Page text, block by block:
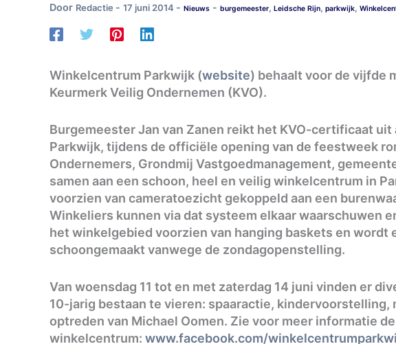
Door Redactie - 17 juni 2014 - Nieuws - burgemeester, Leidsche Rijn, parkwijk,
Winkelcentrum Parkwijk (website) behaalt voor de vijfde
Keurmerk Veilig Ondernemen (KVO).
Burgemeester Jan van Zanen reikt het KVO-certificaat uit
Parkwijk, tijdens de officiële opening van de feestweek
Ondernemers, Grondmij Vastgoedmanagement,
samen aan een schoon, heel en veilig winkelcentrum in
voorzien van cameratoezicht gekoppeld aan een
Winkeliers kunnen via dat systeem elkaar waarschuwen
het winkelgebied voorzien van hanging baskets en wordt
schoongemaakt vanwege de zondagopenstelling.
Van woensdag 11 tot en met zaterdag 14 juni vinden er
10-jarig bestaan te vieren: spaaractie, kindervoorstelling,
optreden van Michael Oomen. Zie voor meer informatie
winkelcentrum: www.facebook.com/